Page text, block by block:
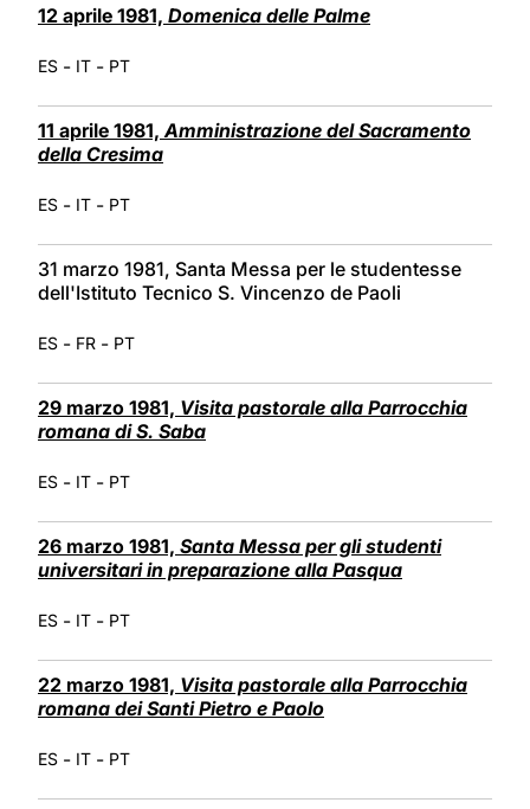
12 aprile 1981, Domenica delle Palme
ES - IT - PT
11 aprile 1981, Amministrazione del Sacramento
della Cresima
ES - IT - PT
31 marzo 1981, Santa Messa per le studentesse
dell'Istituto Tecnico S. Vincenzo de Paoli
ES - FR - PT
29 marzo 1981, Visita pastorale alla Parrocchia
romana di S. Saba
ES - IT - PT
26 marzo 1981, Santa Messa per gli studenti
universitari in preparazione alla Pasqua
ES - IT - PT
22 marzo 1981, Visita pastorale alla Parrocchia
romana dei Santi Pietro e Paolo
ES - IT - PT